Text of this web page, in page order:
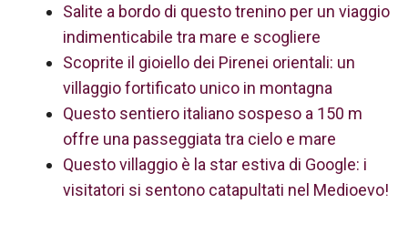
Salite a bordo di questo trenino per un viaggio
indimenticabile tra mare e scogliere
Scoprite il gioiello dei Pirenei orientali: un
villaggio fortificato unico in montagna
Questo sentiero italiano sospeso a 150 m
offre una passeggiata tra cielo e mare
Questo villaggio è la star estiva di Google: i
visitatori si sentono catapultati nel Medioevo!